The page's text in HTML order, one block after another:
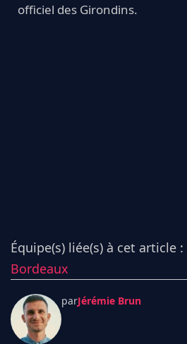
officiel des Girondins.
Équipe(s) liée(s) à cet article :
Bordeaux
parJérémie Brun